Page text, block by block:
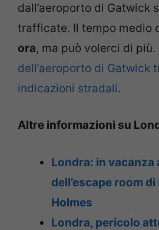
dall’aeroporto di Gatwick
trafficate. Il tempo medio
ora, ma può volerci di più.
dell’aeroporto di Gatwick
indicazioni stradali.
Altre informazioni su
Londra: in vacanza
dell’escape room
Holmes
Londra, pericolo